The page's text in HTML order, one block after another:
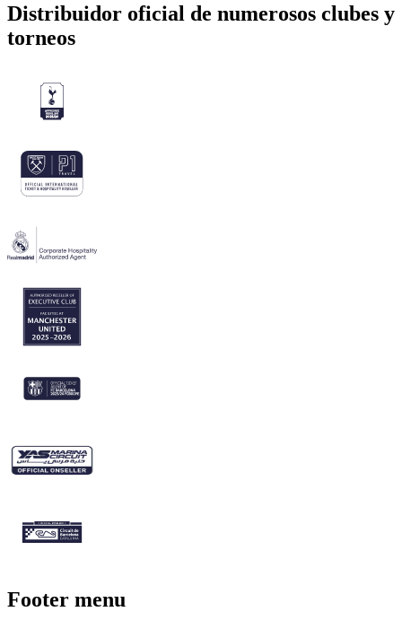
Distribuidor oficial de numerosos clubes y
torneos
Footer menu